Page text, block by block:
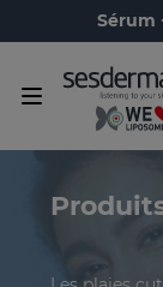
Sérum